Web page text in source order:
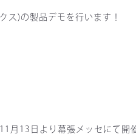
ス)の製品デモを行います！
月13日より幕張メッセにて開